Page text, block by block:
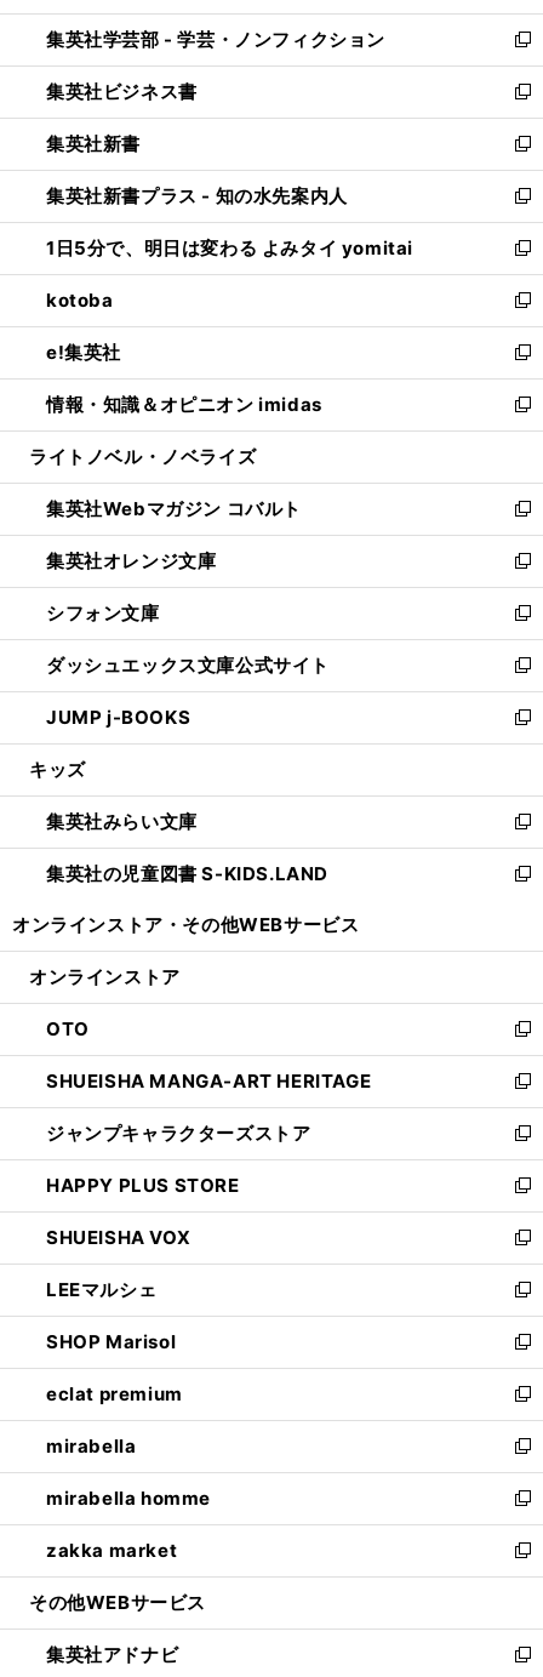
開
く
ウ
で
開
く
ン
ド
ウ
で
開
く
ウ
ィ
ン
ド
ウ
で
開
く
集英社学芸部 - 学芸・ノンフィクション
新
し
い
ウ
ィ
ン
ド
ウ
で
開
く
集英社ビジネス書
新
し
い
ウ
ィ
ン
ド
ウ
で
開
く
集英社新書
新
し
い
ウ
ィ
ン
ド
ウ
で
開
く
集英社新書プラス - 知の水先案内人
新
し
い
ウ
ィ
ン
ド
ウ
で
開
1日5分で、明日は変わる よみタイ yomitai
新
し
い
ウ
ィ
ン
ド
ウ
開
く
kotoba
新
し
い
ウ
ィ
ン
ウ
で
開
く
e!集英社
新
し
い
ウ
ン
ド
ウ
で
開
く
情報・知識＆オピニオン imidas
新
し
ウ
ィ
ン
ド
ウ
で
開
く
ライトノベル・ノベライズ
集英社Webマガジン コバルト
新
し
い
ウ
ィ
ン
ド
ウ
で
開
集英社オレンジ文庫
新
し
い
ウ
ィ
ン
ド
ウ
開
く
シフォン文庫
新
し
い
ウ
ィ
ン
ウ
で
開
く
ダッシュエックス文庫公式サイト
新
し
い
ウ
ン
ド
ウ
で
JUMP j-BOOKS
新
し
ウ
ィ
ン
ド
開
キッズ
集英社みらい文庫
新
し
い
ン
ウ
で
開
く
集英社の児童図書 S-KIDS.LAND
新
ウ
ン
ド
ウ
で
開
く
オンラインストア・ その他WEBサービス
オンラインストア
OTO
新
し
い
ウ
ィ
ン
ド
ウ
で
開
く
SHUEISHA MANGA-ART HERITAGE
新
し
い
ウ
ィ
ン
ド
ウ
で
開
く
ジャンプキャラクターズストア
新
し
い
ウ
ィ
ン
ド
ウ
で
開
く
HAPPY PLUS STORE
新
し
い
ウ
ィ
ン
ド
ウ
で
開
く
SHUEISHA VOX
新
し
い
ウ
ィ
ン
ド
ウ
で
開
く
LEEマルシェ
新
し
い
ウ
ィ
ン
ド
ウ
で
開
く
SHOP Marisol
新
し
い
ウ
ィ
ン
ド
ウ
で
開
eclat premium
新
し
い
ウ
ィ
ン
ド
ウ
開
く
mirabella
新
し
い
ウ
ィ
ン
ウ
で
mirabella homme
新
し
い
ウ
ン
ド
zakka market
新
し
ウ
ィ
その他WEBサービス
集英社アドナビ
新